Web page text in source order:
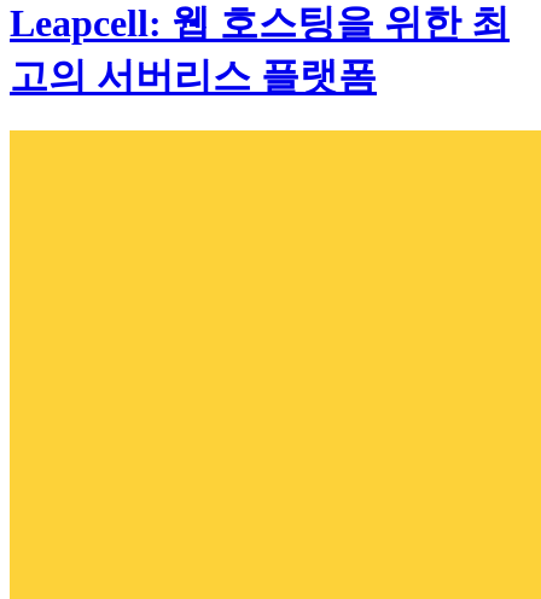
Leapcell: 웹 호스팅을 위한 최
고의 서버리스 플랫폼